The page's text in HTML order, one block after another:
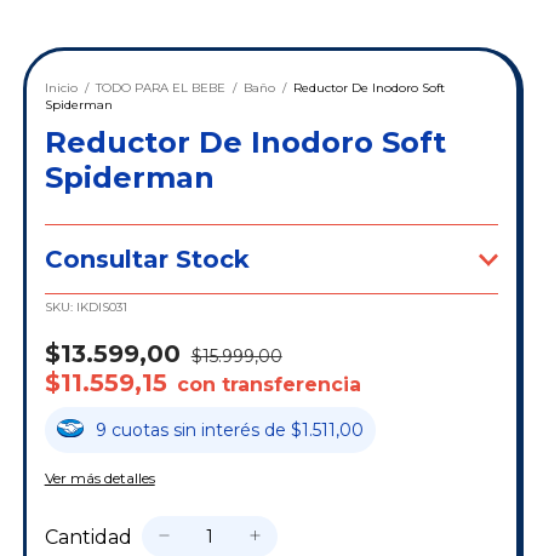
Inicio / TODO PARA EL BEBE / Baño / Reductor De Inodoro Soft
Spiderman
Reductor De Inodoro Soft
Spiderman
Consultar Stock
SKU: IKDIS031
$13.599,00 $15.999,00
$11.559,15 con transferencia
9 cuotas sin interés de $1.511,00
Ver más detalles
Cantidad